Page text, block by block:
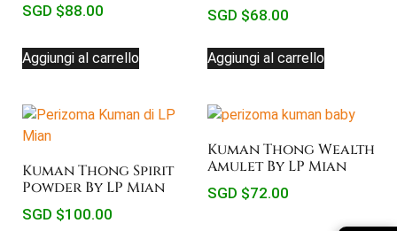
SGD $88.00
Aggiungi al carrello
SGD $68.00
Aggiungi al carrello
Kuman Thong Spirit
Powder By LP Mian
SGD $100.00
Kuman Thong Wealth
Amulet By LP Mian
SGD $72.00